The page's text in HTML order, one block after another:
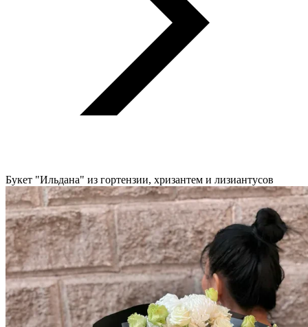
Букет "Ильдана" из гортензии, хризантем и лизиантусов